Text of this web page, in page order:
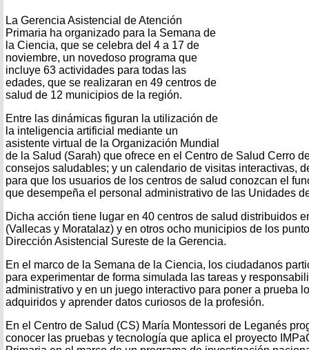
La Gerencia Asistencial de Atención
Primaria ha organizado para la Semana de
la Ciencia, que se celebra del 4 a 17 de
noviembre, un novedoso programa que
incluye 63 actividades para todas las
edades, que se realizaran en 49 centros de
salud de 12 municipios de la región.
Entre las dinámicas figuran la utilización de
la inteligencia artificial mediante un
asistente virtual de la Organización Mundial
de la Salud (Sarah) que ofrece en el Centro de Salud Cerro
consejos saludables; y un calendario de visitas interactivas,
para que los usuarios de los centros de salud conozcan el
que desempeña el personal administrativo de las Unidades
Dicha acción tiene lugar en 40 centros de salud distribuidos
(Vallecas y Moratalaz) y en otros ocho municipios de los
Dirección Asistencial Sureste de la Gerencia.
En el marco de la Semana de la Ciencia, los ciudadanos
para experimentar de forma simulada las tareas y
administrativo y en un juego interactivo para poner a prueba
adquiridos y aprender datos curiosos de la profesión.
En el Centro de Salud (CS) María Montessori de Leganés
conocer las pruebas y tecnología que aplica el proyecto